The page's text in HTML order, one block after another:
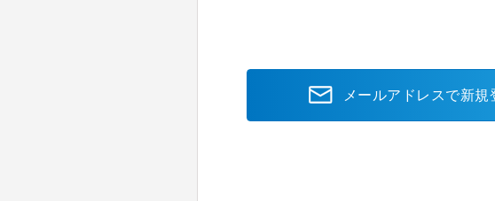
メールアドレスで新規